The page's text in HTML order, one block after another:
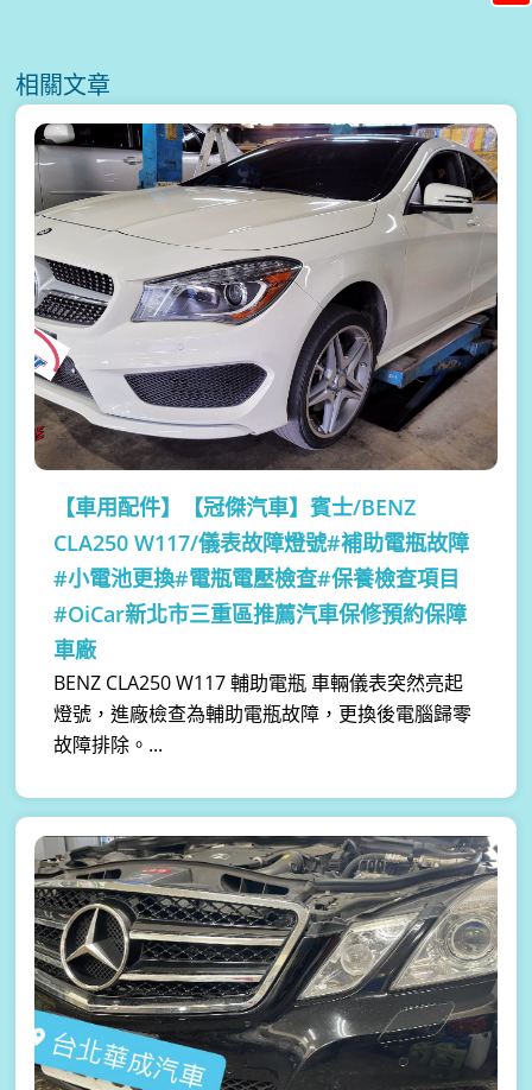
相關文章
【車用配件】
【冠傑汽車】賓士/BENZ
CLA250 W117/儀表故障燈號#補助電瓶故障
#小電池更換#電瓶電壓檢查#保養檢查項目
#OiCar新北市三重區推薦汽車保修預約保障
車廠
BENZ CLA250 W117 輔助電瓶 車輛儀表突然亮起
燈號，進廠檢查為輔助電瓶故障， ​更換後電腦歸零
故障排除。...